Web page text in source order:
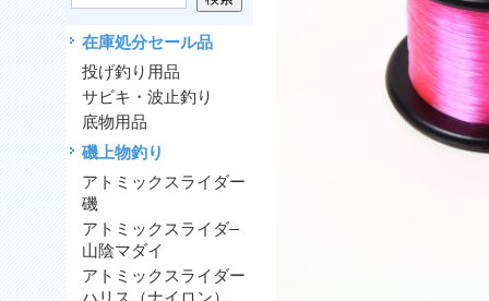
在庫処分セール品
投げ釣り用品
サビキ・波止釣り
底物用品
磯上物釣り
アトミックスライダー
磯
アトミックスライダ―
山陰マダイ
アトミックスライダー